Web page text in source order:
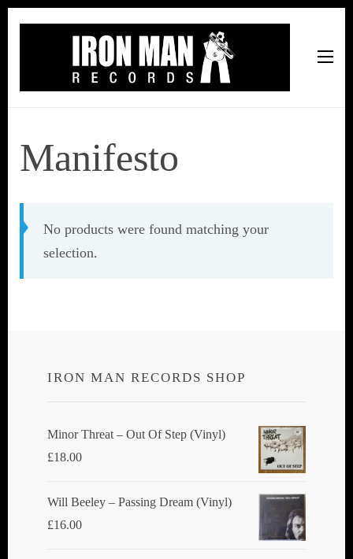
Manifesto
No products were found matching your
selection.
IRON MAN RECORDS SHOP
Minor Threat ‎– Out Of Step (Vinyl)
£18.00
Will Beeley ‎– Passing Dream (Vinyl)
£16.00